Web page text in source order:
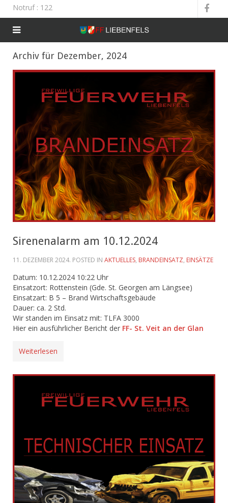
Notruf: 122
Archiv für Dezember, 2024
Sirenenalarm am 10.12.2024
11. DEZEMBER 2024. POSTED IN AKTUELLES, BRANDEINSATZ, EINSÄTZE
Datum: 10.12.2024 10:22 Uhr
Einsatzort: Rottenstein (Gde. St. Georgen am Längsee)
Einsatzart: B 5 – Brand Wirtschaftsgebäude
Dauer: ca. 2 Std.
Wir standen im Einsatz mit: TLFA 3000
Hier ein ausführlicher Bericht der FF- St. Veit an der Glan
Weiterlesen